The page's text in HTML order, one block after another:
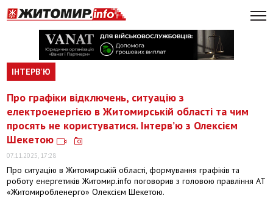
ІНТЕРВ'Ю
Про графіки відключень, ситуацію з
електроенергією в Житомирській області та чим
просять не користуватися. Інтерв’ю з Олексієм
Шекетою
07.11.2025, 17:28
Про ситуацію в Житомирській області, формування графіків та
роботу енергетиків Житомир.info поговорив з головою правління АТ
«Житомиробленерго» Олексієм Шекетою.